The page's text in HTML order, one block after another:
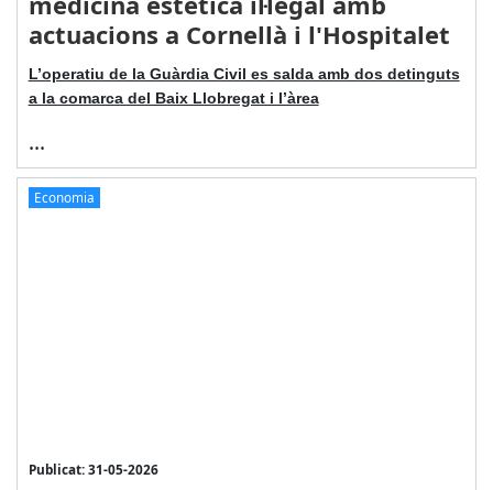
actuacions a Cornellà i l'Hospitalet
L’operatiu de la Guàrdia Civil es salda amb dos detinguts
a la comarca del Baix Llobregat i l’àrea
...
Economia
Publicat: 31-05-2026